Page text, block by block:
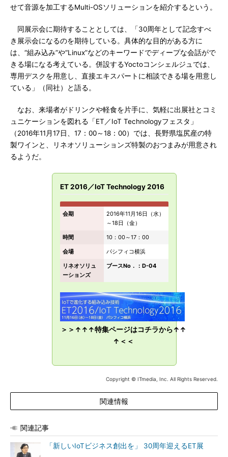
せて音源を加工するMulti-OSソリューションを紹介するという。
同展示会に期待することとしては、「30周年として記念すべ
き展示会になるのを期待している。具体的な目的がある方に
は、“組み込み”や“Linux”などのキーワードでディープな会話がで
きる場になる考えている。併設するYoctoコンシェルジュでは、
専用デスクを用意し、直接エキスパートに相談できる場を用意し
ている」（同社）と語る。
なお、来場者がドリンクや軽食を片手に、気軽に出展社とコミ
ュニケーションを図れる「ET／IoT Technologyフェスタ」
（2016年11月17日、17：00～18：00）では、長野県塩尻産の特
製ワインと、リネオソリューションズ特製のおつまみが用意され
るようだ。
ET 2016／IoT Technology 2016
会期
2016年11月16日（水）
～18日（金）
時間
10：00～17：00
会場
パシフィコ横浜
リネオソリュ
ーションズ
ブースNo．：D-04
＞＞↑↑↑特集ページはコチラから↑↑
↑＜＜
Copyright © ITmedia, Inc. All Rights Reserved.
関連情報
関連記事
「新しいIoTビジネス創出を」 30周年迎えるET展